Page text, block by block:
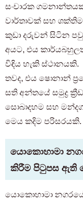
සංචාරක
වාර්තාවක් සහ
කුඩා දරුවන් සිටින
අයට, එය
විඳිය හැකි ස්ථානයකි.
තවද, එය ෂොනාන්
සති අන්තයේ සමුද්‍ර
සොබාදහම සහ
මෙය කදිම පරිසරයකි.
යොකොහාමා
කිරීම පිටුපස ඇති
යොකොහාමා